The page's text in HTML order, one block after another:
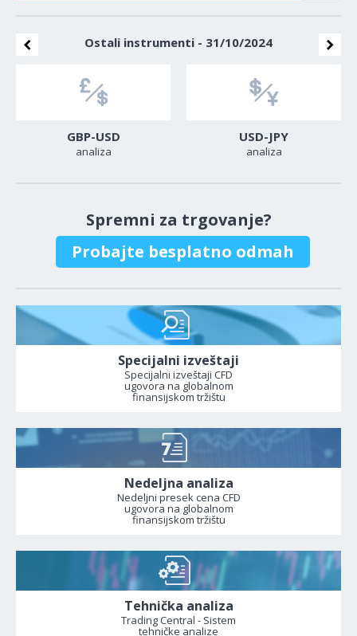
Ostali instrumenti - 31/10/2024
GBP-USD
analiza
USD-JPY
analiza
Spremni za trgovanje?
Probajte besplatno odmah
Specijalni izveštaji
Specijalni izveštaji CFD
ugovora na globalnom
finansijskom tržištu
Nedeljna analiza
Nedeljni presek cena CFD
ugovora na globalnom
finansijskom tržištu
Tehnička analiza
Trading Central - Sistem
tehničke analize